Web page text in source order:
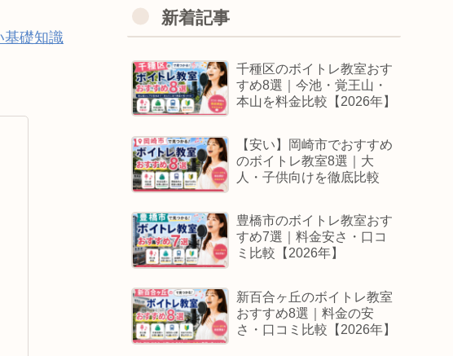
基礎知識
新着記事
千種区のボイトレ教室おす
すめ8選｜今池・覚王山・
本山を料金比較【2026年】
【安い】岡崎市でおすすめ
のボイトレ教室8選｜大
人・子供向けを徹底比較
豊橋市のボイトレ教室おす
すめ7選｜料金安さ・口コ
ミ比較【2026年】
新百合ヶ丘のボイトレ教室
おすすめ8選｜料金の安
さ・口コミ比較【2026年】